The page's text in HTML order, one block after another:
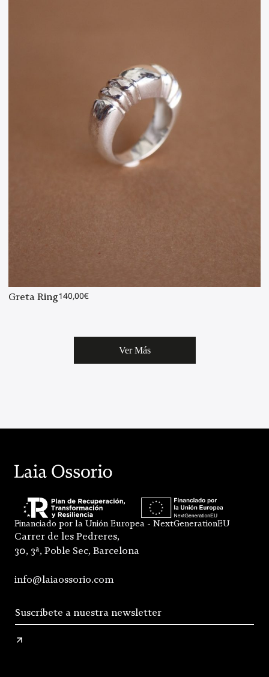
Greta Ring140,00€
Ver Más
Financiado por la Unión Europea - NextGenerationEU
Carrer de les Pedreres,
30, 3ª, Poble Sec, Barcelona
info@laiaossorio.com